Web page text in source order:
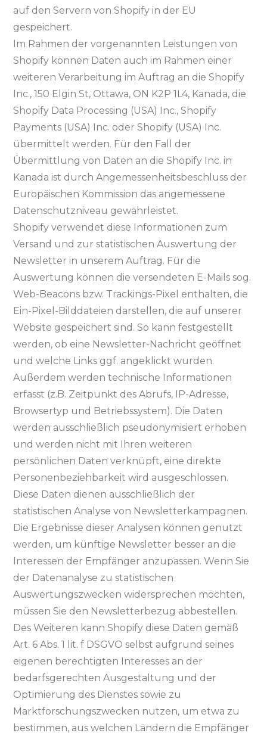
auf den Servern von Shopify in der EU
gespeichert.
Im Rahmen der vorgenannten Leistungen von
Shopify können Daten auch im Rahmen einer
weiteren Verarbeitung im Auftrag an die Shopify
Inc., 150 Elgin St, Ottawa, ON K2P 1L4, Kanada, die
Shopify Data Processing (USA) Inc., Shopify
Payments (USA) Inc. oder Shopify (USA) Inc.
übermittelt werden. Für den Fall der
Übermittlung von Daten an die Shopify Inc. in
Kanada ist durch Angemessenheitsbeschluss der
Europäischen Kommission das angemessene
Datenschutzniveau gewährleistet.
Shopify verwendet diese Informationen zum
Versand und zur statistischen Auswertung der
Newsletter in unserem Auftrag. Für die
Auswertung können die versendeten E-Mails sog.
Web-Beacons bzw. Trackings-Pixel enthalten, die
Ein-Pixel-Bilddateien darstellen, die auf unserer
Website gespeichert sind. So kann festgestellt
werden, ob eine Newsletter-Nachricht geöffnet
und welche Links ggf. angeklickt wurden.
Außerdem werden technische Informationen
erfasst (z.B. Zeitpunkt des Abrufs, IP-Adresse,
Browsertyp und Betriebssystem). Die Daten
werden ausschließlich pseudonymisiert erhoben
und werden nicht mit Ihren weiteren
persönlichen Daten verknüpft, eine direkte
Personenbeziehbarkeit wird ausgeschlossen.
Diese Daten dienen ausschließlich der
statistischen Analyse von Newsletterkampagnen.
Die Ergebnisse dieser Analysen können genutzt
werden, um künftige Newsletter besser an die
Interessen der Empfänger anzupassen. Wenn Sie
der Datenanalyse zu statistischen
Auswertungszwecken widersprechen möchten,
müssen Sie den Newsletterbezug abbestellen.
Des Weiteren kann Shopify diese Daten gemäß
Art. 6 Abs. 1 lit. f DSGVO selbst aufgrund seines
eigenen berechtigten Interesses an der
bedarfsgerechten Ausgestaltung und der
Optimierung des Dienstes sowie zu
Marktforschungszwecken nutzen, um etwa zu
bestimmen, aus welchen Ländern die Empfänger